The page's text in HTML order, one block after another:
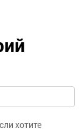
хотите